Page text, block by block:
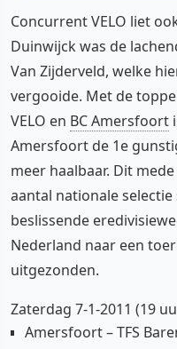
Concurrent VELO liet
Duinwijck was de
Van Zijderveld, welke
vergooide. Met de
VELO en BC Amersfoort
Amersfoort de 1e
meer haalbaar. Dit
aantal nationale
beslissende
Nederland naar een
uitgezonden.
Zaterdag 7-1-2011 (19
Amersfoort – TFS